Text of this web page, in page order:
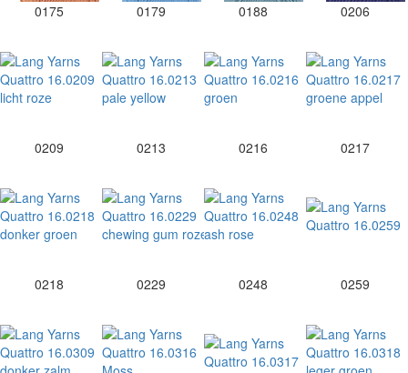
0175 0179 0188 0206
0209 0213 0216 0217
0218 0229 0248 0259